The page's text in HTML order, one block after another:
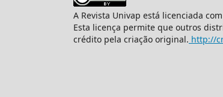
A Revista Univap está licenciada
Esta licença permite que outros
crédito pela criação original. http://